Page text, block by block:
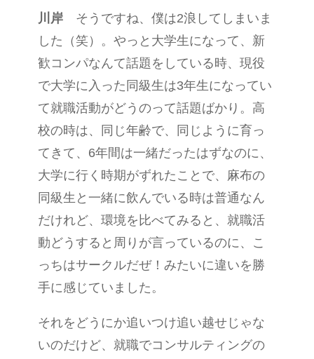
川岸そうですね、僕は2浪してしまいま
した（笑）。やっと大学生になって、新
歓コンパなんて話題をしている時、現役
で大学に入った同級生は3年生になってい
て就職活動がどうのって話題ばかり。高
校の時は、同じ年齢で、同じように育っ
てきて、6年間は一緒だったはずなのに、
大学に行く時期がずれたことで、麻布の
同級生と一緒に飲んでいる時は普通なん
だけれど、環境を比べてみると、就職活
動どうすると周りが言っているのに、こ
っちはサークルだぜ！みたいに違いを勝
手に感じていました。
それをどうにか追いつけ追い越せじゃな
いのだけど、就職でコンサルティングの